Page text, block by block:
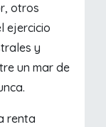
otros
ejercicio
y
un mar de
renta